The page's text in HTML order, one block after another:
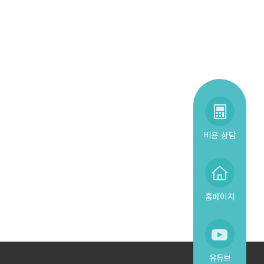
비용 상담
홈페이지
유튜브